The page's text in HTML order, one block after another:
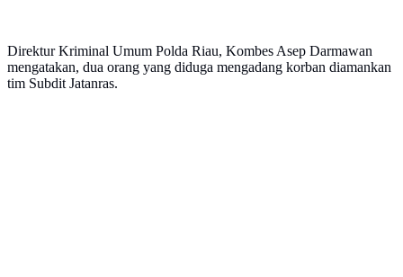
Direktur Kriminal Umum Polda Riau, Kombes Asep Darmawan
mengatakan, dua orang yang diduga mengadang korban diamankan
tim Subdit Jatanras.